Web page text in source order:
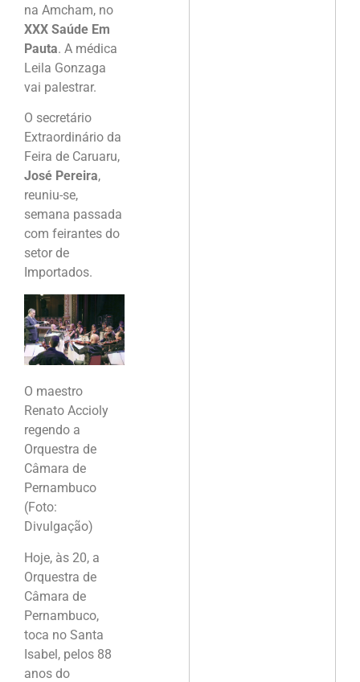
na Amcham, no
XXX Saúde Em
Pauta. A médica
Leila Gonzaga
vai palestrar.
O secretário
Extraordinário da
Feira de Caruaru,
José Pereira,
reuniu-se,
semana passada
com feirantes do
setor de
Importados.
O maestro
Renato Accioly
regendo a
Orquestra de
Câmara de
Pernambuco
(Foto:
Divulgação)
Hoje, às 20, a
Orquestra de
Câmara de
Pernambuco,
toca no Santa
Isabel, pelos 88
anos do